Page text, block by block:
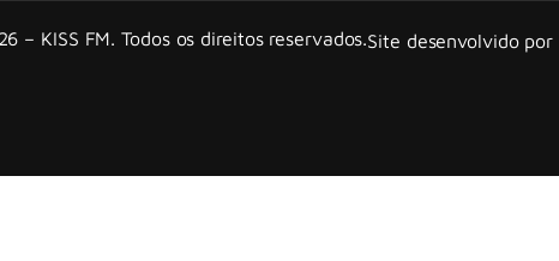
– KISS FM. Todos os direitos reservados.Site desenvolvido por